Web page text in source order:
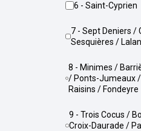
6 - Saint-Cyprien
7 - Sept Deniers / Ginestous-
Sesquières /
8 - Minimes / Barrière de Paris
/ Ponts-Jumeaux
Raisins / Fondeyre
9 - Trois Cocus / Borderouge /
Croix-Daurade /